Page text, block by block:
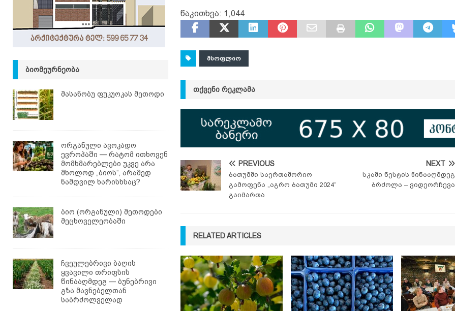
წაკითხვა: 1,044
ᲛᲡᲝᲤᲚᲘᲝ
ᲗᲥᲕᲔᲜᲘ ᲠᲔᲙᲚᲐᲛᲐ
PREVIOUS
ბათუმში საერთაშორიო
გამოფენა „აგრო ბათუმი 2024“
გაიმართა
NEXT
სკაში ნესტის წინააღმდეგ
ბრძოლა – ვიდეორჩევა
RELATED ARTICLES
ᲑᲘᲝᲛᲔᲣᲠᲜᲔᲝᲑᲐ
მასანობუ ფუკუოკას მეთოდი
ორგანული ავოკადო
ევროპაში — რატომ ითხოვენ
მომხმარებლები უკვე არა
მხოლოდ „ბიოს“, არამედ
ნამდვილ ხარისხსაც?
ბიო (ორგანული) მეთოდები
მეცხოველეობაში
ჩვეულებრივი ბაღის
ყვავილი თრიფსის
წინააღმდეგ — ბუნებრივი
გზა მავნებელთან
საბრძოლველად